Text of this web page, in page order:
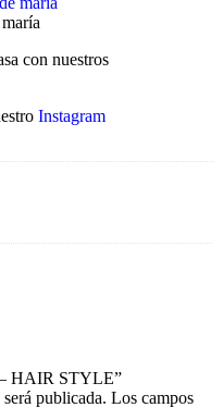
con nuestros
Instagram
HAIR STYLE”
publicada. Los campos